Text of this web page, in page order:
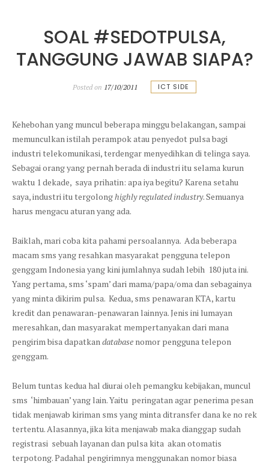
SOAL #SEDOTPULSA,
TANGGUNG JAWAB SIAPA?
Posted on 17/10/2011 ICT SIDE
Kehebohan yang muncul beberapa minggu belakangan, sampai
memunculkan istilah perampok atau penyedot pulsa bagi
industri telekomunikasi, terdengar menyedihkan di telinga saya.
Sebagai orang yang pernah berada di industri itu selama kurun
waktu 1 dekade, saya prihatin: apa iya begitu? Karena setahu
saya, industri itu tergolonghighly regulated industry. Semuanya
harus mengacu aturan yang ada.
Baiklah, mari coba kita pahami persoalannya. Ada beberapa
macam sms yang resahkan masyarakat pengguna telepon
genggam Indonesia yang kini jumlahnya sudah lebih 180 juta ini.
Yang pertama, sms ‘spam’ dari mama/papa/oma dan sebagainya
yang minta dikirim pulsa. Kedua, sms penawaran KTA, kartu
kredit dan penawaran-penawaran lainnya. Jenis ini lumayan
meresahkan, dan masyarakat mempertanyakan dari mana
pengirim bisa dapatkan database nomor pengguna telepon
genggam.
Belum tuntas kedua hal diurai oleh pemangku kebijakan, muncul
sms ‘himbauan’ yang lain. Yaitu peringatan agar penerima pesan
tidak menjawab kiriman sms yang minta ditransfer dana ke no rek
tertentu. Alasannya, jika kita menjawab maka dianggap sudah
registrasi sebuah layanan dan pulsa kita akan otomatis
terpotong. Padahal pengirimnya menggunakan nomor biasa